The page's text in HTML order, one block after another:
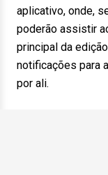
aplicativo, onde,
poderão assistir
principal da
notificações para
por ali.